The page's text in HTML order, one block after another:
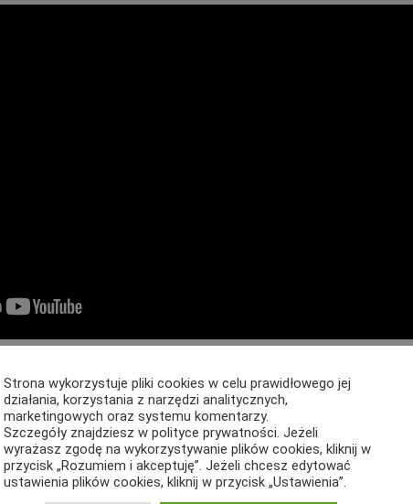
w kilku językach, niestety póki co nie ma wśród nich
DT pojawią się wkrótce.
marki DT Spare Parts można znaleźć na
Strona wykorzystuje pliki cookies w celu prawidłowego jej
działania, korzystania z narzędzi analitycznych,
marketingowych oraz systemu komentarzy.
Szczegóły znajdziesz w polityce prywatności. Jeżeli
wyrażasz zgodę na wykorzystywanie plików cookies, kliknij w
przycisk „Rozumiem i akceptuję”. Jeżeli chcesz edytować
ustawienia plików cookies, kliknij w przycisk „Ustawienia”.